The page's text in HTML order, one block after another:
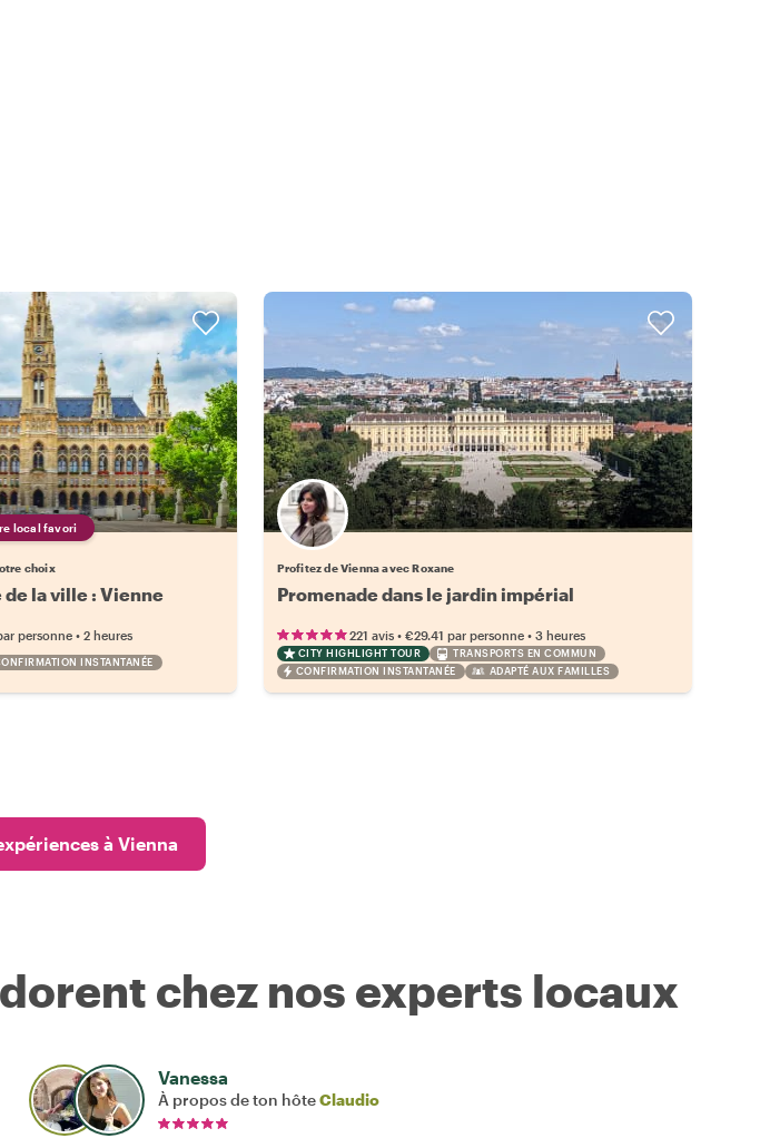
local favori
choix
la ville : Vienne
personne •2 heures
INSTANTANÉE
Profitez de Vienna avec Roxane
Promenade dans le jardin impérial
221 avis• €29.41 par personne• 3 heures
CITY HIGHLIGHT TOUR
TRANSPORTS EN COMMUN
CONFIRMATION INSTANTANÉE
ADAPTÉ AUX FAMILLES
à Vienna
chez nos experts locaux
Vanessa
À propos de ton hôteClaudio